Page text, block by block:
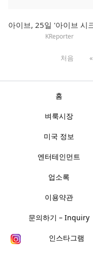
KReporter
처음 «
홈
벼룩시장
미국 정보
엔터테인먼트
업소록
이용약관
문의하기 – Inquiry
인스타그램